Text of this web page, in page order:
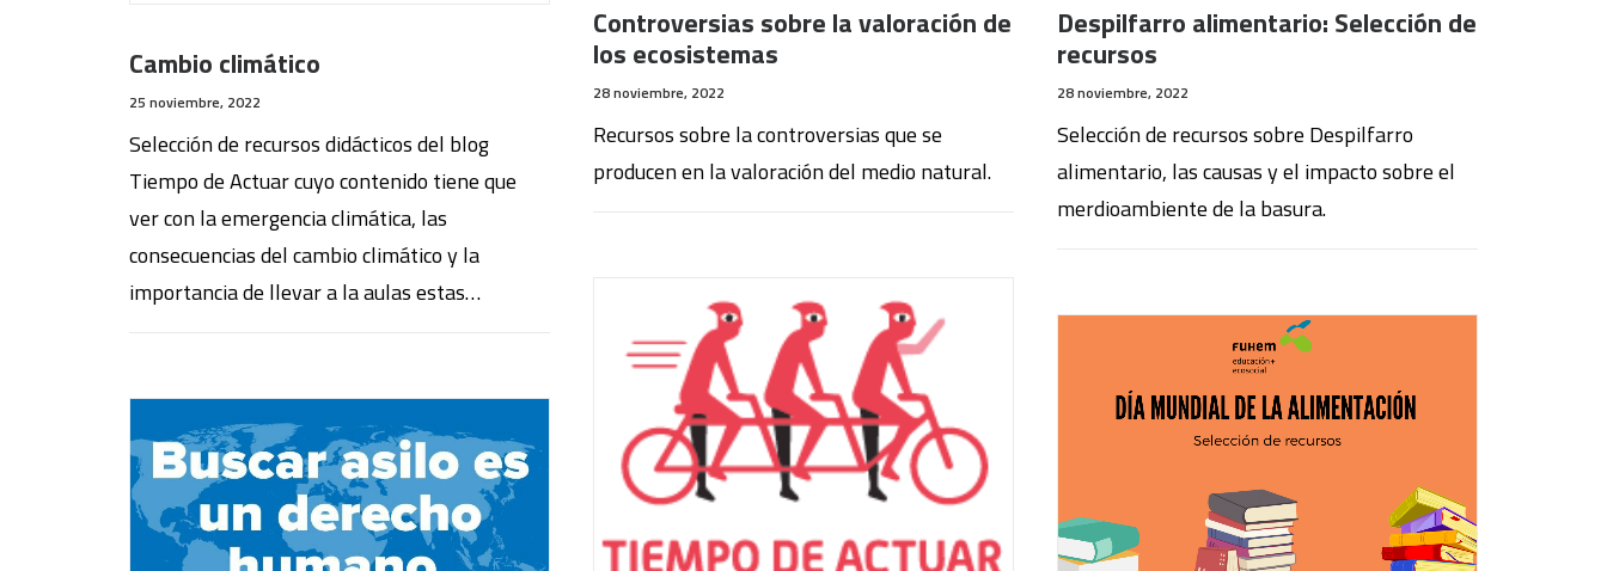
Controversias sobre la valoración de
los ecosistemas
28 noviembre, 2022
Recursos sobre la controversias que se
producen en la valoración del medio natural.
Despilfarro alimentario: Selección de
recursos
28 noviembre, 2022
Selección de recursos sobre Despilfarro
alimentario, las causas y el impacto sobre el
merdioambiente de la basura.
Cambio climático
25 noviembre, 2022
Selección de recursos didácticos del blog
Tiempo de Actuar cuyo contenido tiene que
ver con la emergencia climática, las
consecuencias del cambio climático y la
importancia de llevar a la aulas estas…